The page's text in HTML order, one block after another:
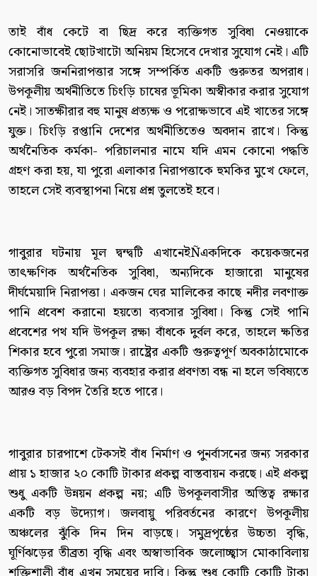
তাই বাঁধ কেটে বা ছিদ্র করে ব্যক্তিগত সুবিধা নেওয়াকে
কোনোভাবেই ছোটখাটো অনিয়ম হিসেবে দেখার সুযোগ নেই। এটি
সরাসরি জননিরাপত্তার সঙ্গে সম্পর্কিত একটি গুরুতর অপরাধ।
উপকূলীয় অর্থনীতিতে চিংড়ি চাষের ভূমিকা অস্বীকার করার সুযোগ
নেই। সাতক্ষীরার বহু মানুষ প্রত্যক্ষ ও পরোক্ষভাবে এই খাতের সঙ্গে
যুক্ত। চিংড়ি রপ্তানি দেশের অর্থনীতিতেও অবদান রাখে। কিন্তু
অর্থনৈতিক কর্মকা- পরিচালনার নামে যদি এমন কোনো পদ্ধতি
গ্রহণ করা হয়, যা পুরো এলাকার নিরাপত্তাকে হুমকির মুখে ফেলে,
তাহলে সেই ব্যবস্থাপনা নিয়ে প্রশ্ন তুলতেই হবে।
গাবুরার ঘটনায় মূল দ্বন্দ্বটি এখানেইÑএকদিকে কয়েকজনের
তাৎক্ষণিক অর্থনৈতিক সুবিধা, অন্যদিকে হাজারো মানুষের
দীর্ঘমেয়াদি নিরাপত্তা। একজন ঘের মালিকের কাছে নদীর লবণাক্ত
পানি প্রবেশ করানো হয়তো ব্যবসার সুবিধা। কিন্তু সেই পানি
প্রবেশের পথ যদি উপকূল রক্ষা বাঁধকে দুর্বল করে, তাহলে ক্ষতির
শিকার হবে পুরো সমাজ। রাষ্ট্রের একটি গুরুত্বপূর্ণ অবকাঠামোকে
ব্যক্তিগত সুবিধার জন্য ব্যবহার করার প্রবণতা বন্ধ না হলে ভবিষ্যতে
আরও বড় বিপদ তৈরি হতে পারে।
গাবুরার চারপাশে টেকসই বাঁধ নির্মাণ ও পুনর্বাসনের জন্য সরকার
প্রায় ১ হাজার ২০ কোটি টাকার প্রকল্প বাস্তবায়ন করছে। এই প্রকল্প
শুধু একটি উন্নয়ন প্রকল্প নয়; এটি উপকূলবাসীর অস্তিত্ব রক্ষার
একটি বড় উদ্যোগ। জলবায়ু পরিবর্তনের কারণে উপকূলীয়
অঞ্চলের ঝুঁকি দিন দিন বাড়ছে। সমুদ্রপৃষ্ঠের উচ্চতা বৃদ্ধি,
ঘূর্ণিঝড়ের তীব্রতা বৃদ্ধি এবং অস্বাভাবিক জলোচ্ছ্বাস মোকাবিলায়